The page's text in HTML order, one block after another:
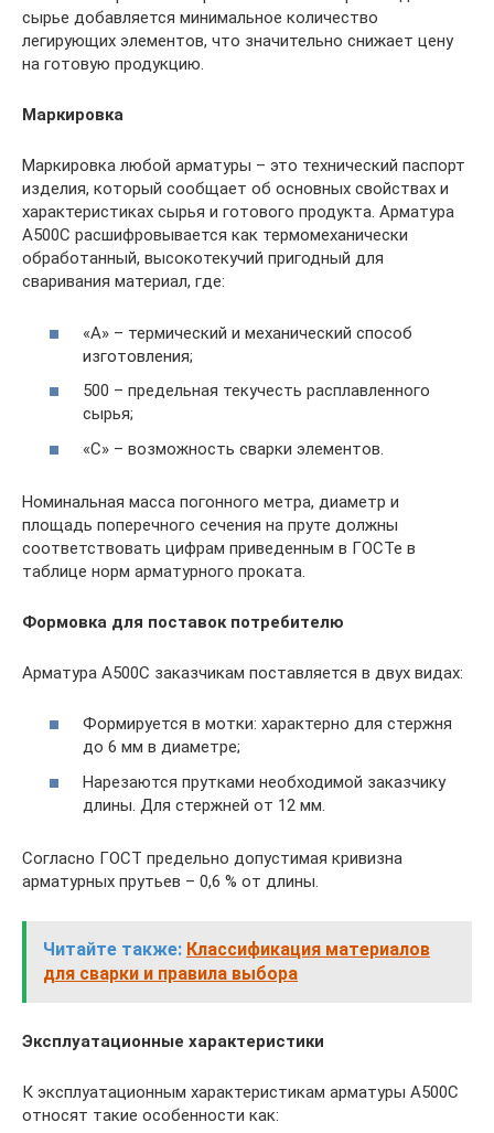
сырье добавляется минимальное количество
легирующих элементов, что значительно снижает цену
на готовую продукцию.
Маркировка
Маркировка любой арматуры – это технический паспорт
изделия, который сообщает об основных свойствах и
характеристиках сырья и готового продукта. Арматура
А500С расшифровывается как термомеханически
обработанный, высокотекучий пригодный для
сваривания материал, где:
«А» – термический и механический способ
изготовления;
500 – предельная текучесть расплавленного
сырья;
«С» – возможность сварки элементов.
Номинальная масса погонного метра, диаметр и
площадь поперечного сечения на пруте должны
соответствовать цифрам приведенным в ГОСТе в
таблице норм арматурного проката.
Формовка для поставок потребителю
Арматура А500С заказчикам поставляется в двух видах:
Формируется в мотки: характерно для стержня
до 6 мм в диаметре;
Нарезаются прутками необходимой заказчику
длины. Для стержней от 12 мм.
Согласно ГОСТ предельно допустимая кривизна
арматурных прутьев – 0,6 % от длины.
Читайте также: Классификация материалов
для сварки и правила выбора
Эксплуатационные характеристики
К эксплуатационным характеристикам арматуры А500С
относят такие особенности как: